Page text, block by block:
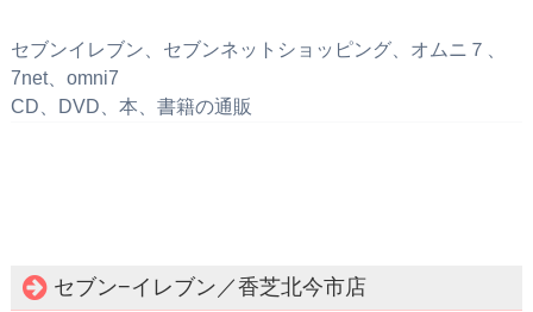
セブンイレブン、セブンネットショッピング、オムニ７、
7net、omni7
CD、DVD、本、書籍の通販
セブン−イレブン／香芝北今市店